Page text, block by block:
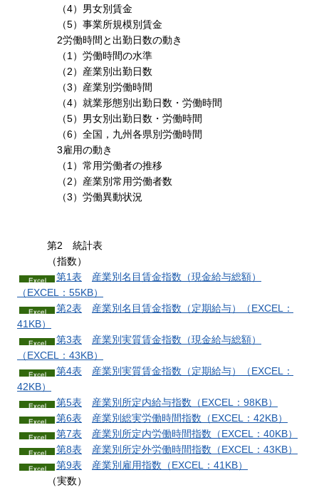
（4）男女別賃金
（5）事業所規模別賃金
2労働時間と出勤日数の動き
（1）労働時間の水準
（2）産業別出勤日数
（3）産業別労働時間
（4）就業形態別出勤日数・労働時間
（5）男女別出勤日数・労働時間
（6）全国，九州各県別労働時間
3雇用の動き
（1）常用労働者の推移
（2）産業別常用労働者数
（3）労働異動状況
第2 統計表
（指数）
第1表
産業別名目賃金指数 （現金給与総額）
（EXCEL：55KB）
第2表
産業別名目賃金指数 （定期給与）（EXCEL：
41KB）
第3表
産業別実質賃金指数 （現金給与総額）
（EXCEL：43KB）
第4表
産業別実質賃金指数 （定期給与）（EXCEL：
42KB）
第5表
産業別所定内給与指数（EXCEL：98KB）
第6表
産業別総実労働時間指数（EXCEL：42KB）
第7表
産業別所定内労働時間指数（EXCEL：40KB）
第8表
産業別所定外労働時間指数（EXCEL：43KB）
第9表
産業別雇用指数（EXCEL：41KB）
（実数）